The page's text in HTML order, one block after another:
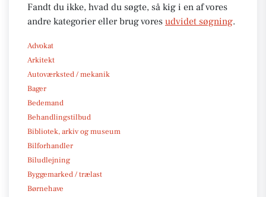
Fandt du ikke, hvad du søgte, så kig i en af vores
andre kategorier eller brug vores udvidet søgning.
Advokat
Arkitekt
Autoværksted / mekanik
Bager
Bedemand
Behandlingstilbud
Bibliotek, arkiv og museum
Bilforhandler
Biludlejning
Byggemarked / trælast
Børnehave